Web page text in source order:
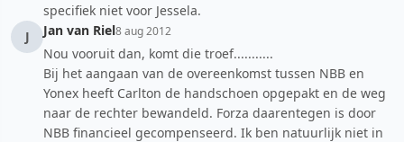
specifiek niet voor Jessela.
J
Jan van Riel8 aug 2012
Nou vooruit dan, komt die troef...........
Bij het aangaan van de overeenkomst tussen NBB en
Yonex heeft Carlton de handschoen opgepakt en de weg
naar de rechter bewandeld. Forza daarentegen is door
NBB financieel gecompenseerd. Ik ben natuurlijk niet in